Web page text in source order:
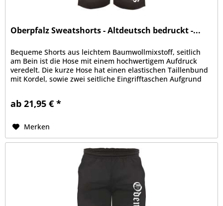
Oberpfalz Sweatshorts - Altdeutsch bedruckt -...
Bequeme Shorts aus leichtem Baumwollmixstoff, seitlich
am Bein ist die Hose mit einem hochwertigem Aufdruck
veredelt. Die kurze Hose hat einen elastischen Taillenbund
mit Kordel, sowie zwei seitliche Eingrifftaschen Aufgrund
ab 21,95 € *
Merken